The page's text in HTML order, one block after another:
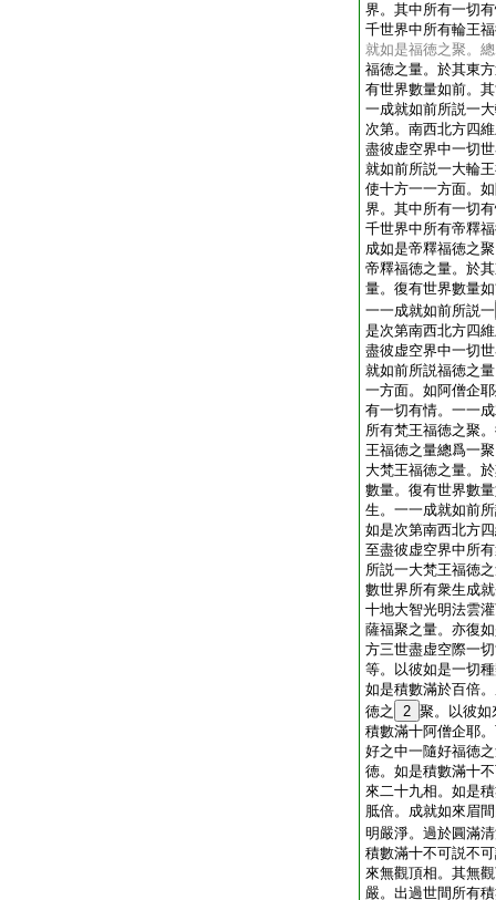
界。其中所有一切
千世界中所有輪王
就如是福徳之聚。
福徳之量。於其東
有世界數量如前。
一成就如前所説一
次第。南西北方四
盡彼虚空界中一切
就如前所説一大輪
使十方一一方面。
界。其中所有一切
千世界中所有帝釋
成如是帝釋福徳之
帝釋福徳之量。於
量。復有世界數量
一一成就如前所説一
是次第南西北方四
盡彼虚空界中一切
就如前所説福徳之
一方面。如阿僧企
有一切有情。一一
所有梵王福徳之聚
王福徳之量總爲一
大梵王福徳之量。
數量。復有世界數
生。一一成就如前
如是次第南西北方
至盡彼虚空界中所
所説一大梵王福徳
數世界所有衆生成
十地大智光明法雲
薩福聚之量。亦復
方三世盡虚空際一
等。以彼如是一切
如是積數滿於百倍
徳之
2 聚。以彼如
積數滿十阿僧企耶
好之中一隨好福徳
徳。如是積數滿十
來二十九相。如是
胝倍。成就如來眉
明嚴淨。過於圓滿
積數滿十不可説不
來無觀頂相。其無
嚴。出過世間所有